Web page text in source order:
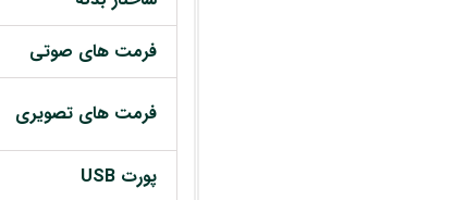
فرمت های صوتی
فرمت های تصویری
پورت USB